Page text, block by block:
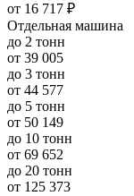
от 16 717 ₽
Отдельная машина
до 2 тонн
от 39 005
до 3 тонн
от 44 577
до 5 тонн
от 50 149
до 10 тонн
от 69 652
до 20 тонн
от 125 373